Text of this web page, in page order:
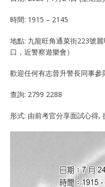
時間: 1915 – 2145
地點: 九龍旺角通菜街223號
口，近警察遊樂會）
歡迎任何有志晉升警長同事
查詢: 2799 2288
形式: 由前考官分享面試心得,